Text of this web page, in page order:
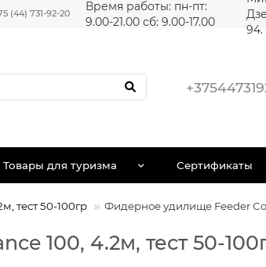
(44) 731-92-20
Время работы: пн-пт:
9.00-21.00 сб: 9.00-17.00
94.
Товары для туризма Сертификаты
тест 50-100гр Фидерное удилище Feeder
100, 4.2м, тест 50-